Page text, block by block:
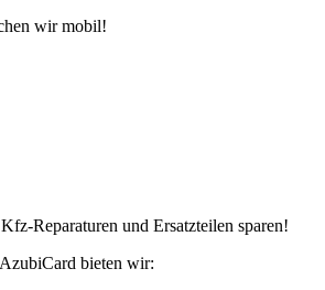
wir mobil!
Reparaturen und Ersatzteilen sparen!
bieten wir: